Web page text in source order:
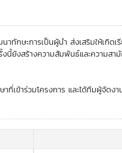
กษะการเป็นผู้นำ ส่งเสริมให้เกิด
ยังสร้างความสัมพันธ์และความส
าร่วมโครงการ และได้ทีมผู้จัดง